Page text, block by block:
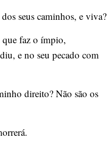
seus caminhos, e viva?
que faz o ímpio,
e no seu pecado com
direito? Não são os